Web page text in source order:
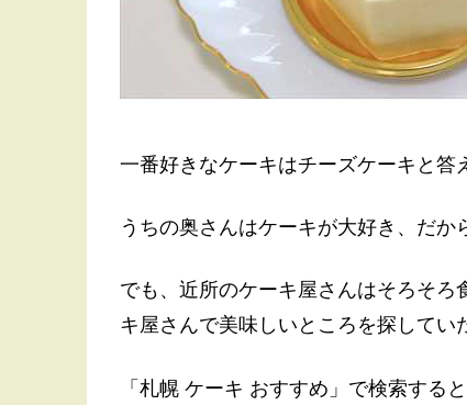
一番好きなケーキはチーズケーキと答
うちの奥さんはケーキが大好き、だか
でも、近所のケーキ屋さんはそろそ
キ屋さんで美味しいところを探してい
「札幌 ケーキ おすすめ」で検索する